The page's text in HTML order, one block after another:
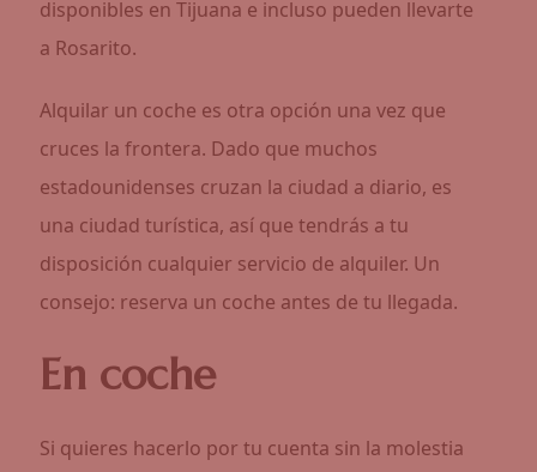
disponibles en Tijuana e incluso pueden llevarte
a Rosarito.
Alquilar un coche es otra opción una vez que
cruces la frontera. Dado que muchos
estadounidenses cruzan la ciudad a diario, es
una ciudad turística, así que tendrás a tu
disposición cualquier servicio de alquiler. Un
consejo: reserva un coche antes de tu llegada.
En coche
Si quieres hacerlo por tu cuenta sin la molestia